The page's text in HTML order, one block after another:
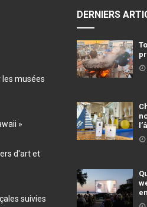
musées
»
d'art et
suivies
DERNIERS